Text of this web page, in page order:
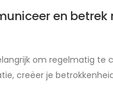
en betrek
om regelmatig te
creëer je